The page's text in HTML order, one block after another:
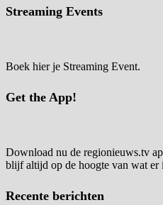
Streaming Events
Boek hier je Streaming Event.
Get the App!
Download nu de regionieuws.tv
blijf altijd op de hoogte van wat er
Recente berichten